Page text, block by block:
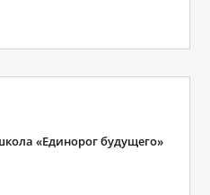
«Единорог будущего»